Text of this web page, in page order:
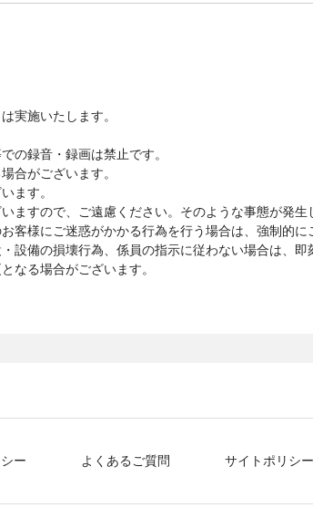
実施いたします。
の録音・録画は禁止です。
合がございます。
ます。
すので、ご遠慮ください。そのような事態が発生
様にご迷惑がかかる行為を行う場合は、強制的に
備の損壊行為、係員の指示に従わない場合は、即
なる場合がございます。
ー よくあるご質問 サイトポリシー